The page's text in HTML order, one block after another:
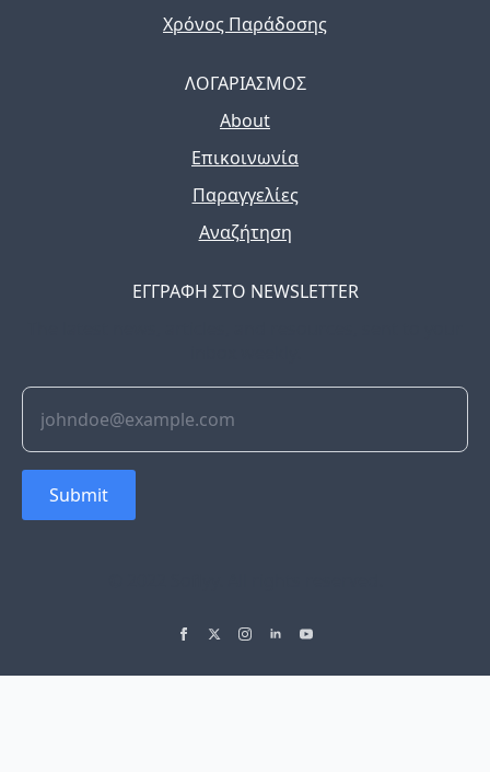
Χρόνος Παράδοσης
ΛΟΓΑΡΙΑΣΜΟΣ
About
Επικοινωνία
Παραγγελίες
Αναζήτηση
ΕΓΓΡΑΦΗ ΣΤΟ NEWSLETTER
Submit